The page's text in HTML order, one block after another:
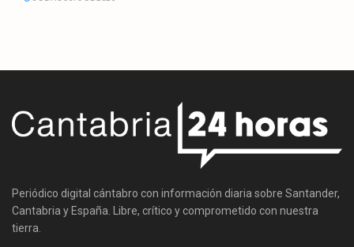
Periódico digital cántabro con información diaria sobre Santander,
Cantabria y España. Libre, crítico y comprometido con nuestra
tierra.